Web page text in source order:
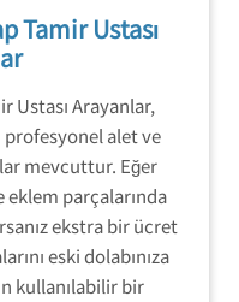
Tamir Ustası
Ustası Arayanlar,
alet ve
mevcuttur. Eğer
eklem parçalarında
ekstra bir ücret
eski dolabınıza
kullanılabilir bir